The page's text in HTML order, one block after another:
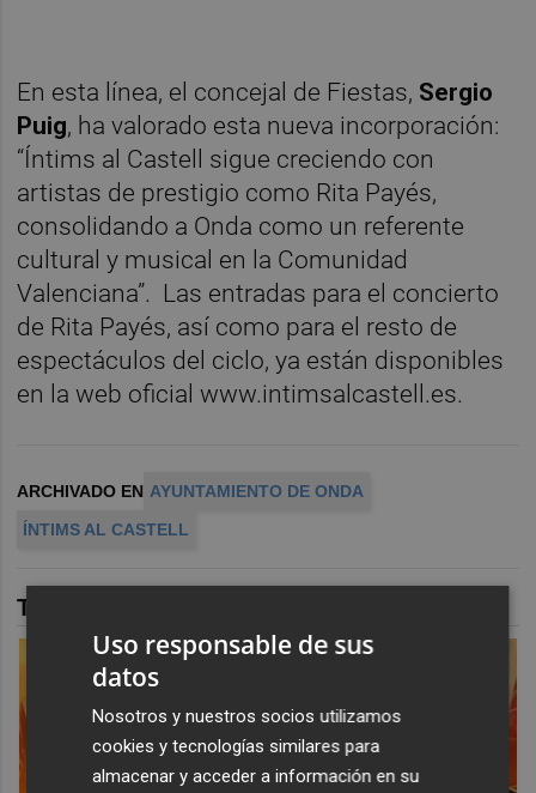
En esta línea, el concejal de Fiestas, Sergio
Puig, ha valorado esta nueva incorporación:
“Íntims al Castell sigue creciendo con
artistas de prestigio como Rita Payés,
consolidando a Onda como un referente
cultural y musical en la Comunidad
Valenciana”. Las entradas para el concierto
de Rita Payés, así como para el resto de
espectáculos del ciclo, ya están disponibles
en la web oficial www.intimsalcastell.es.
ARCHIVADO EN AYUNTAMIENTO DE ONDA
ÍNTIMS AL CASTELL
TAMBIÉN TE PUEDE INTERESAR
Uso responsable de sus
datos
Nosotros y nuestros socios utilizamos
cookies y tecnologías similares para
almacenar y acceder a información en su